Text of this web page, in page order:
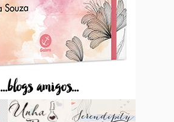
...blogs amigos...